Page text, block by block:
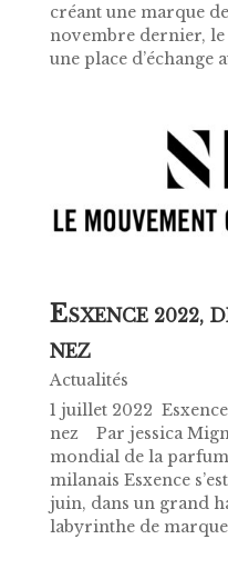
créant une marque
novembre dernier, le
une place d’échange
ESXENCE 2022,
NEZ
Actualités
1 juillet 2022
nez Par jessica
mondial de la
milanais Esxence
juin, dans un grand
labyrinthe de